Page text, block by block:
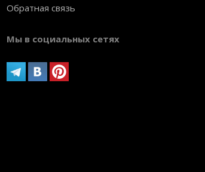
Обратная связь
Мы в социальных сетях